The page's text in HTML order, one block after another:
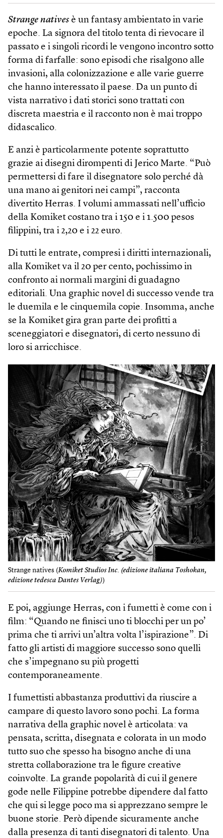
Strange natives è un fantasy ambientato in varie
epoche. La signora del titolo tenta di rievocare il
passato e i singoli ricordi le vengono incontro sotto
forma di farfalle: sono episodi che risalgono alle
invasioni, alla colonizzazione e alle varie guerre
che hanno interessato il paese. Da un punto di
vista narrativo i dati storici sono trattati con
discreta maestria e il racconto non è mai troppo
didascalico.
E anzi è particolarmente potente soprattutto
grazie ai disegni dirompenti di Jerico Marte. “Può
permettersi di fare il disegnatore solo perché dà
una mano ai genitori nei campi”, racconta
divertito Herras. I volumi ammassati nell’ufficio
della Komiket costano tra i 150 e i 1.500 pesos
filippini, tra i 2,20 e i 22 euro.
Di tutti le entrate, compresi i diritti internazionali,
alla Komiket va il 20 per cento, pochissimo in
confronto ai normali margini di guadagno
editoriali. Una graphic novel di successo vende tra
le duemila e le cinquemila copie. Insomma, anche
se la Komiket gira gran parte dei profitti a
sceneggiatori e disegnatori, di certo nessuno di
loro si arricchisce.
Strange natives (Komiket Studios Inc. (edizione italiana Toshokan,
edizione tedesca Dantes Verlag))
E poi, aggiunge Herras, con i fumetti è come con i
film: “Quando ne finisci uno ti blocchi per un po’
prima che ti arrivi un’altra volta l’ispirazione”. Di
fatto gli artisti di maggiore successo sono quelli
che s’impegnano su più progetti
contemporaneamente.
I fumettisti abbastanza produttivi da riuscire a
campare di questo lavoro sono pochi. La forma
narrativa della graphic novel è articolata: va
pensata, scritta, disegnata e colorata in un modo
tutto suo che spesso ha bisogno anche di una
stretta collaborazione tra le figure creative
coinvolte. La grande popolarità di cui il genere
gode nelle Filippine potrebbe dipendere dal fatto
che qui si legge poco ma si apprezzano sempre le
buone storie. Però dipende sicuramente anche
dalla presenza di tanti disegnatori di talento. Una